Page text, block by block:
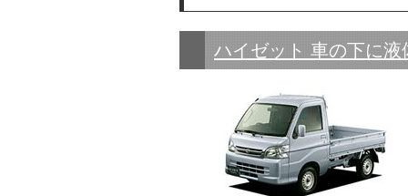
ハイゼット 車の下に液